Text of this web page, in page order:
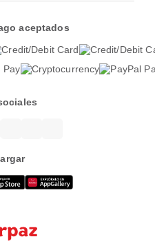
aceptados